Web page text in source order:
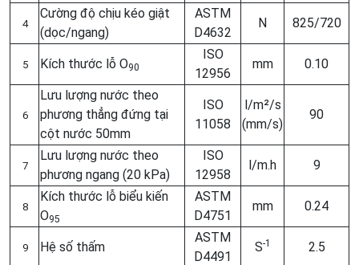
4
Cường độ chịu kéo giật
(dọc/ngang)
ASTM
D4632
N 825/720
5 Kích thước lỗ O90
ISO
12956
mm 0.10
6
Lưu lượng nước theo
phương thẳng đứng tại
cột nước 50mm
ISO
11058
l/m²/s
(mm/s)
90
7
Lưu lượng nước theo
phương ngang (20 kPa)
ISO
12958
l/m.h 9
8
Kích thước lỗ biểu kiến
O95
ASTM
D4751
mm 0.24
9 Hệ số thấm
ASTM
D4491
S-1 2.5